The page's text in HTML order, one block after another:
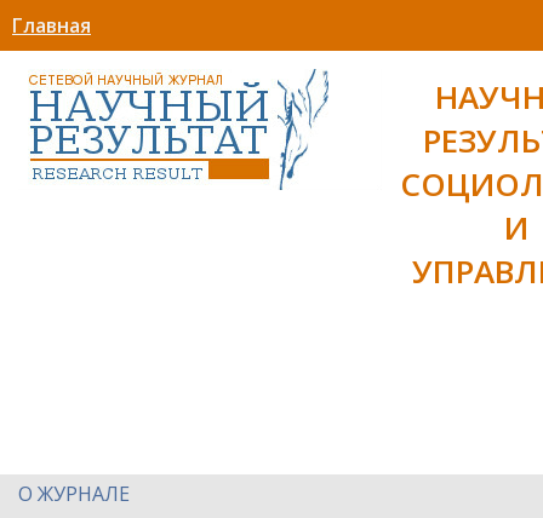
Главная
И
О ЖУРНАЛЕ